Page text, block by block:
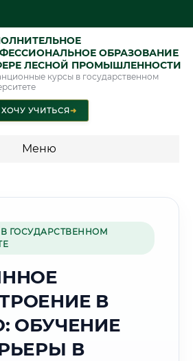
ОБРАЗОВАНИЕ
ЛЕСНОЙ ПРОМЫШЛЕННОСТИ
курсы в государственном
ХОЧУ УЧИТЬСЯ➜
Меню
🏰
Г. ГРОДНО
местное время:
ГОСУДАРСТВЕННОМ
В
ОБУЧЕНИЕ
В